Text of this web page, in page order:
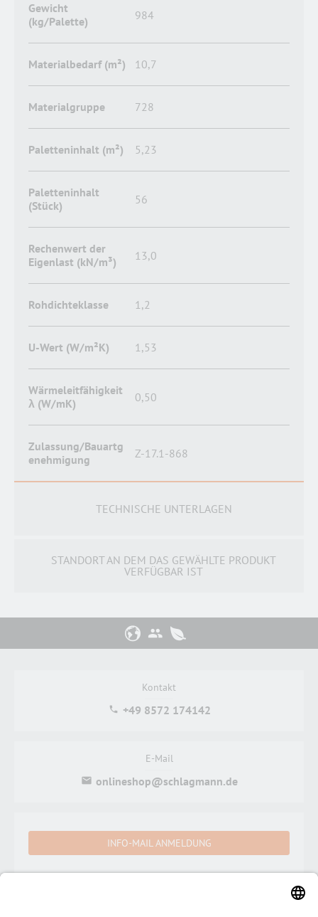
Gewicht
(kg/Palette)
984
Materialbedarf (m²) 10,7
Materialgruppe 728
Paletteninhalt (m²) 5,23
Paletteninhalt
(Stück)
56
Rechenwert der
Eigenlast (kN/m³)
13,0
Rohdichteklasse 1,2
U-Wert (W/m²K) 1,53
Wärmeleitfähigkeit
λ (W/mK)
0,50
Zulassung/Bauartg
enehmigung
Z-17.1-868
TECHNISCHE UNTERLAGEN
STANDORT AN DEM DAS GEWÄHLTE PRODUKT
VERFÜGBAR IST
Kontakt
+49 8572 174142
E-Mail
onlineshop@schlagmann.de
INFO-MAIL ANMELDUNG